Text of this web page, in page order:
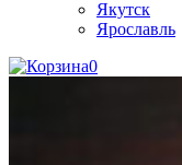
Якутск
Ярославль
0